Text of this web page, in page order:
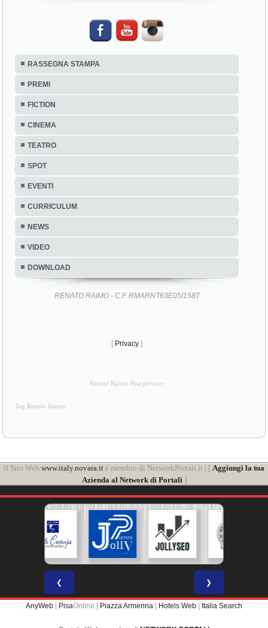
RASSEGNA STAMPA
PREMI
FICTION
CINEMA
TEATRO
SPOT
EVENTI
CURRICULUM
NEWS
VIDEO
DOWNLOAD
RENATO RAIMO - C.F. RMARNT63E05I158T
[ Privacy ]
Renato Raimo Pisa privacy
Tag Renato Raimo
il Sito Web www.italy.novara.it è membro di NetworkPortali.it | [ Aggiungi la tua
Azienda al Network di Portali]
❮ ❯
AnyWeb PisaOnline | Piazza Armerina Hotels Web Italia Search